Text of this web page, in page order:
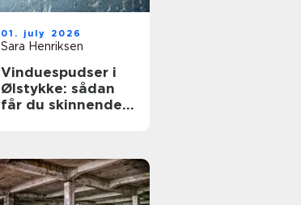
01. july 2026
Sara Henriksen
Vinduespudser i
Ølstykke: sådan
får du skinnende